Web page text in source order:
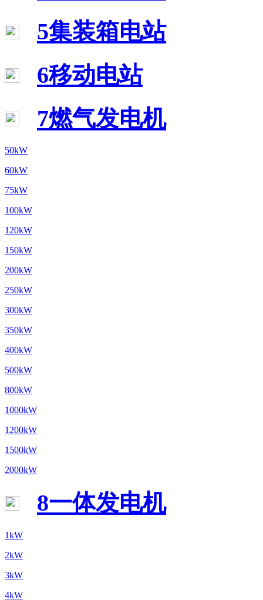
5集装箱电站
6移动电站
7燃气发电机
50kW
60kW
75kW
100kW
120kW
150kW
200kW
250kW
300kW
350kW
400kW
500kW
800kW
1000kW
1200kW
1500kW
2000kW
8一体发电机
1kW
2kW
3kW
4kW